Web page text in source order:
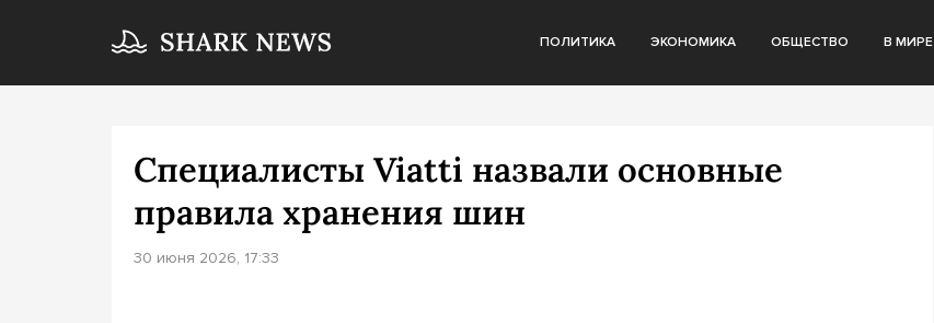
ПОЛИТИКА ЭКОНОМИКА ОБЩЕСТВО В МИРЕ
Специалисты Viatti назвали основные
правила хранения шин
30 июня 2026, 17:33